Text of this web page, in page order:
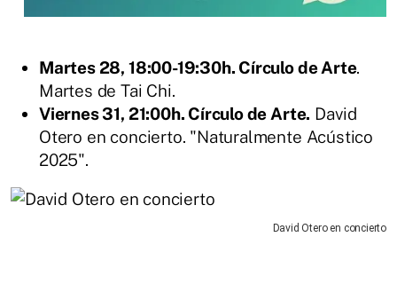
Martes 28, 18:00-19:30h. Círculo de Arte.
Martes de Tai Chi.
Viernes 31, 21:00h. Círculo de Arte. David
Otero en concierto. "Naturalmente Acústico
2025".
David Otero en concierto